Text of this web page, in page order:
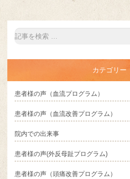
カテゴリー
患者様の声（血流プログラム）
患者様の声（血流改善プログラム）
院内での出来事
患者様の声(外反母趾プログラム)
患者様の声（頭痛改善プログラム）